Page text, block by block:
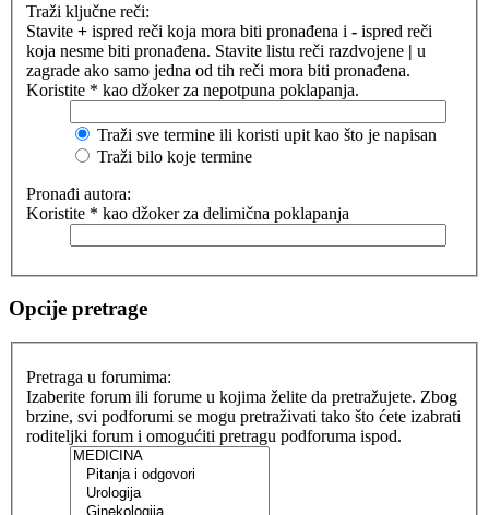
Traži ključne reči:
Stavite + ispred reči koja mora biti pronađena i - ispred reči
koja nesme biti pronađena. Stavite listu reči razdvojene | u
zagrade ako samo jedna od tih reči mora biti pronađena.
Koristite * kao džoker za nepotpuna poklapanja.
Traži sve termine ili koristi upit kao što je napisan
Traži bilo koje termine
Pronađi autora:
Koristite * kao džoker za delimična poklapanja
Opcije pretrage
Pretraga u forumima:
Izaberite forum ili forume u kojima želite da pretražujete. Zbog
brzine, svi podforumi se mogu pretraživati tako što ćete izabrati
roditeljki forum i omogućiti pretragu podforuma ispod.